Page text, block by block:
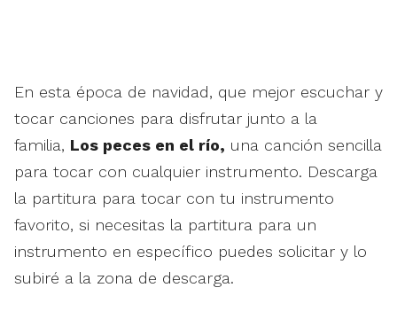
En esta época de navidad, que mejor escuchar y
tocar canciones para disfrutar junto a la
familia, Los peces en el río, una canción sencilla
para tocar con cualquier instrumento. Descarga
la partitura para tocar con tu instrumento
favorito, si necesitas la partitura para un
instrumento en específico puedes solicitar y lo
subiré a la zona de descarga.